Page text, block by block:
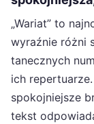
„Wariat” to
wyraźnie różni
tanecznych
ich
spokojniejsze
tekst